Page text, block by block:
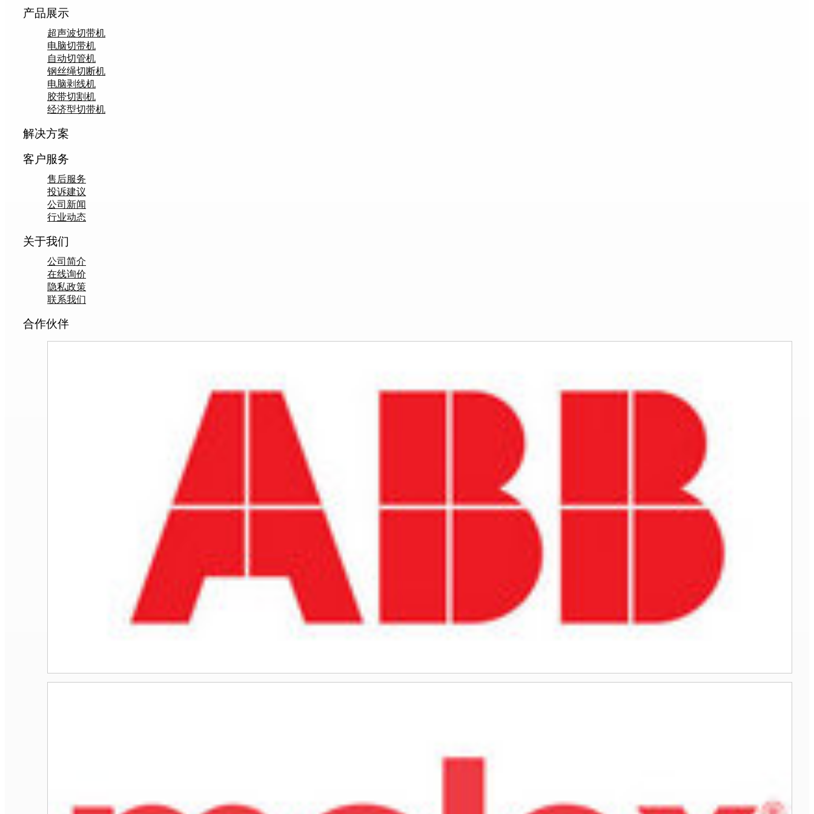
产品展示
超声波切带机
电脑切带机
自动切管机
钢丝绳切断机
电脑剥线机
胶带切割机
经济型切带机
解决方案
客户服务
售后服务
投诉建议
公司新闻
行业动态
关于我们
公司简介
在线询价
隐私政策
联系我们
合作伙伴